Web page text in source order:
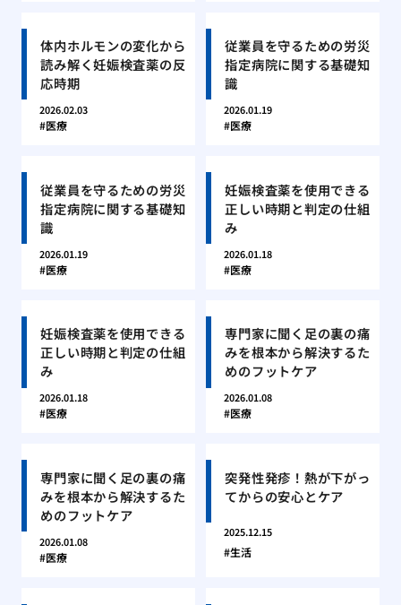
体内ホルモンの変化から
読み解く妊娠検査薬の反
応時期
2026.02.03
医療
従業員を守るための労災
指定病院に関する基礎知
識
2026.01.19
医療
従業員を守るための労災
指定病院に関する基礎知
識
2026.01.19
医療
妊娠検査薬を使用できる
正しい時期と判定の仕組
み
2026.01.18
医療
妊娠検査薬を使用できる
正しい時期と判定の仕組
み
2026.01.18
医療
専門家に聞く足の裏の痛
みを根本から解決するた
めのフットケア
2026.01.08
医療
専門家に聞く足の裏の痛
みを根本から解決するた
めのフットケア
2026.01.08
医療
突発性発疹！熱が下がっ
てからの安心とケア
2025.12.15
生活